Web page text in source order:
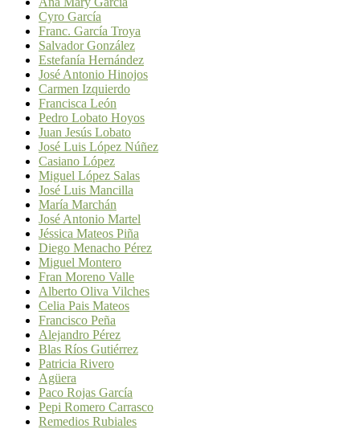
Cyro García
Franc. García Troya
Salvador González
Estefanía Hernández
José Antonio Hinojos
Carmen Izquierdo
Francisca León
Pedro Lobato Hoyos
Juan Jesús Lobato
José Luis López Núñez
Casiano López
Miguel López Salas
José Luis Mancilla
María Marchán
José Antonio Martel
Jéssica Mateos Piña
Diego Menacho Pérez
Miguel Montero
Fran Moreno Valle
Alberto Oliva Vilches
Celia Pais Mateos
Francisco Peña
Alejandro Pérez
Blas Ríos Gutiérrez
Patricia Rivero
Agüera
Paco Rojas García
Pepi Romero Carrasco
Remedios Rubiales